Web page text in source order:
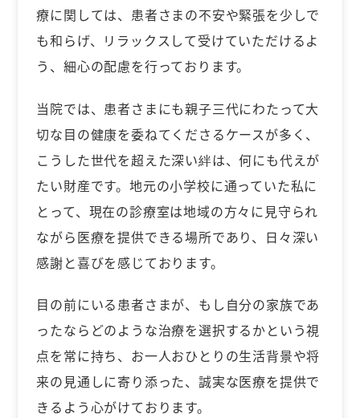
療に関しては、患者さまの不安や緊張を少しで
も和らげ、リラックスして受けていただけるよ
う、細心の配慮を行っております。
当院では、患者さまにも親子三代にわたって大
切な目の健康を委ねてくださるケースが多く、
こうした世代を超えた深い絆は、何にも代えが
たい財産です。地元の小学校に通っていた私に
とって、現在の診療室は地域の方々に見守られ
ながら医療を提供できる場所であり、日々深い
感謝と喜びを感じております。
目の前にいる患者さまが、もし自分の家族であ
ったならどのような治療を選択するかという視
点を常に持ち、お一人おひとりの生活背景や将
来の見通しに寄り添った、誠実な医療を提供で
きるよう心がけております。